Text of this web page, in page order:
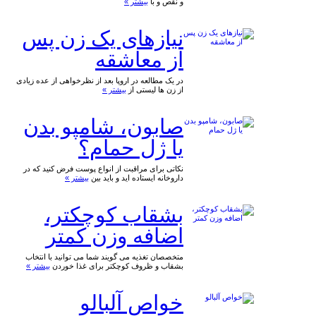
نیازهای یک زن پس
از معاشقه
در یک مطالعه در اروپا بعد از نظرخواهی از عده زیادی
از زن ها لیستی از بیشتر »
صابون، شامپو بدن
یا ژل حمام؟
نکاتی برای مراقبت از انواع پوست فرض کنید که در
داروخانه ایستاده اید و باید بین بیشتر »
بشقاب کوچکتر،
اضافه وزن کمتر
متخصصان تغذیه می گویند شما می توانید با انتخاب
بشقاب و ظروف کوچکتر برای غذا خوردن بیشتر »
خواص آلبالو